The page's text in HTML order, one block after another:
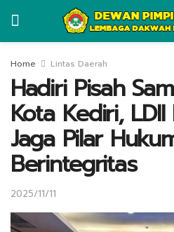
Home Lintas Daerah
Hadiri Pisah
Kota Kediri,
Jaga Pilar
Berintegritas
2025/11/11